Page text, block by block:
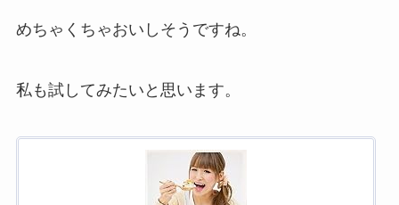
めちゃくちゃおいしそうですね。
私も試してみたいと思います。